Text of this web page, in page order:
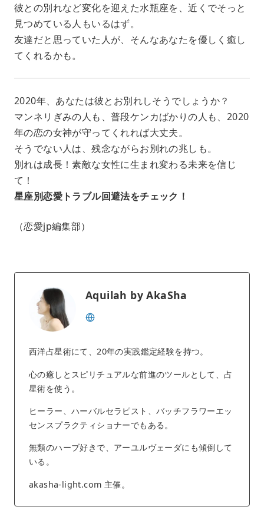
彼との別れなど変化を迎えた水瓶座を、近くでそっと
見つめている人もいるはず。
友達だと思っていた人が、そんなあなたを優しく癒し
てくれるかも。
2020年、あなたは彼とお別れしそうでしょうか？
マンネリぎみの人も、普段ケンカばかりの人も、2020
年の恋の女神が守ってくれれば大丈夫。
そうでない人は、残念ながらお別れの兆しも。
別れは成長！素敵な女性に生まれ変わる未来を信じ
て！
星座別恋愛トラブル回避法をチェック！
（恋愛jp編集部）
Aquilah by AkaSha
西洋占星術にて、20年の実践鑑定経験を持つ。
心の癒しとスピリチュアルな前進のツールとして、占
星術を使う。
ヒーラー、ハーバルセラピスト、バッチフラワーエッ
センスプラクティショナーでもある。
無類のハーブ好きで、アーユルヴェーダにも傾倒して
いる。
akasha-light.com 主催。